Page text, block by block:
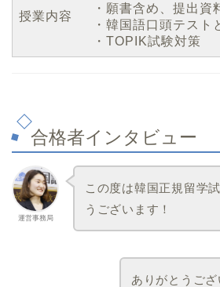
授業内容
・願書含め、提出資
・韓国語口頭テスト
・TOPIK試験対策
合格者インタビュー
運営事務局
この度は韓国正規留学
うございます！
ありがとうござ